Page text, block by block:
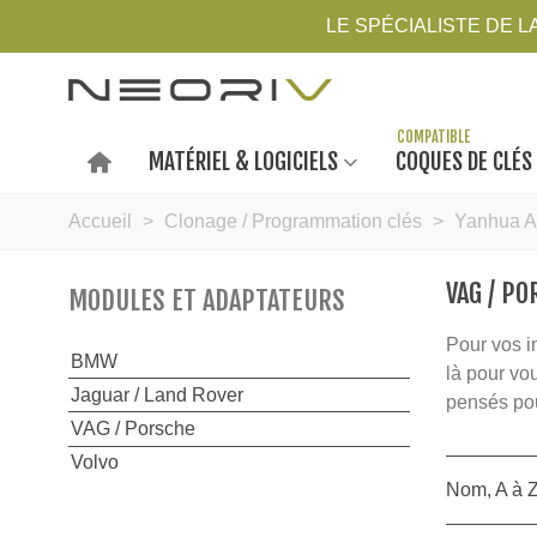
LE SPÉCIALISTE DE
MATÉRIEL & LOGICIELS COQUES DE CLÉS
Accueil > Clonage / Programmation clés > Yanhua
MODULES ET ADAPTATEURS
BMW
Jaguar / Land Rover
VAG / Porsche
Volvo
VAG /
Pour vos
là pour
pensés
Nom, A à